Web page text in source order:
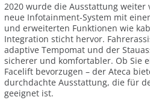
2020 wurde die Ausstattung weiter
neue Infotainment-System mit
und erweiterten Funktionen wie
Integration sticht hervor.
adaptive Tempomat und der
sicherer und komfortabler. Ob Sie
Facelift bevorzugen – der Ateca
durchdachte Ausstattung, die für
geeignet ist.